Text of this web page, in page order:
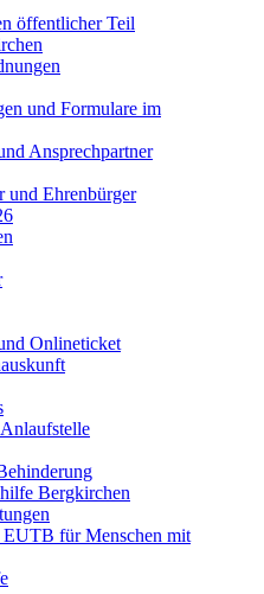
öffentlicher Teil
und Formulare im
Ansprechpartner
und Ehrenbürger
Onlineticket
Bergkirchen
EUTB für Menschen mit